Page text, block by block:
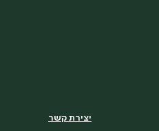
יצירת קשר